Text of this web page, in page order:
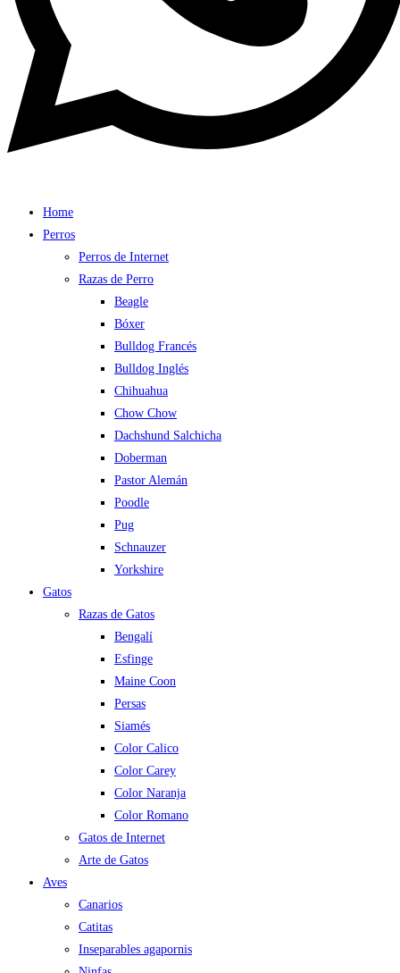
Home
Perros
Perros de Internet
Razas de Perro
Beagle
Bóxer
Bulldog Francés
Bulldog Inglés
Chihuahua
Chow Chow
Dachshund Salchicha
Doberman
Pastor Alemán
Poodle
Pug
Schnauzer
Yorkshire
Gatos
Razas de Gatos
Bengalí
Esfinge
Maine Coon
Persas
Siamés
Color Calico
Color Carey
Color Naranja
Color Romano
Gatos de Internet
Arte de Gatos
Aves
Canarios
Catitas
Inseparables agapornis